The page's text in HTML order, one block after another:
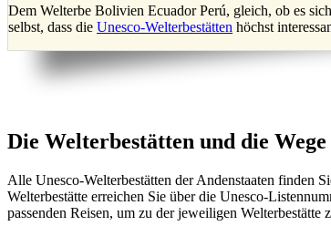
Dem Welterbe Bolivien Ecuador Perú, gleich, ob es
selbst, dass die Unesco-Welterbestätten höchst
Die Welterbestätten und die
Alle Unesco-Welterbestätten der Andenstaaten finden
Welterbestätte erreichen Sie über die Unesco-
passenden Reisen, um zu der jeweiligen Welterbestätte